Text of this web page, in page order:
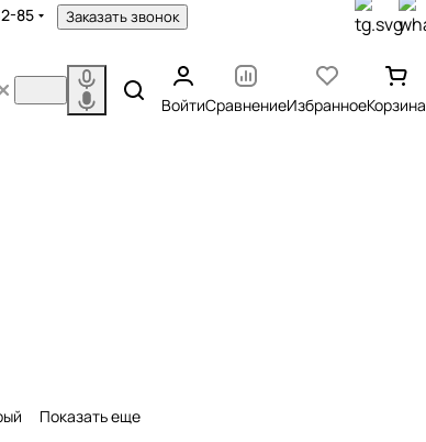
85 Заказать звонок
ВойтиСравнениеИзбранноеКорзина
Показать еще